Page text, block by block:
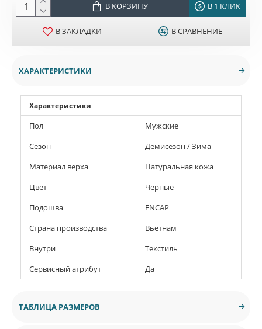
В КОРЗИНУ В 1 КЛИК
В ЗАКЛАДКИ В СРАВНЕНИЕ
ХАРАКТЕРИСТИКИ
Характеристики
Пол
Мужские
Сезон
Демисезон / Зима
Материал верха
Натуральная кожа
Цвет
Чёрные
Подошва
ENCAP
Страна производства
Вьетнам
Внутри
Текстиль
Сервисный атрибут
Да
ТАБЛИЦА РАЗМЕРОВ